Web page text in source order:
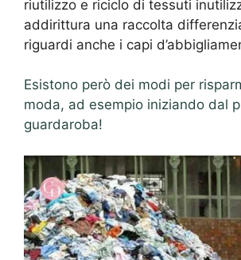
riutilizzo e riciclo di tessuti
addirittura una raccolta
riguardi anche i capi
Esistono però dei modi per
moda, ad esempio iniziando dal
guardaroba!